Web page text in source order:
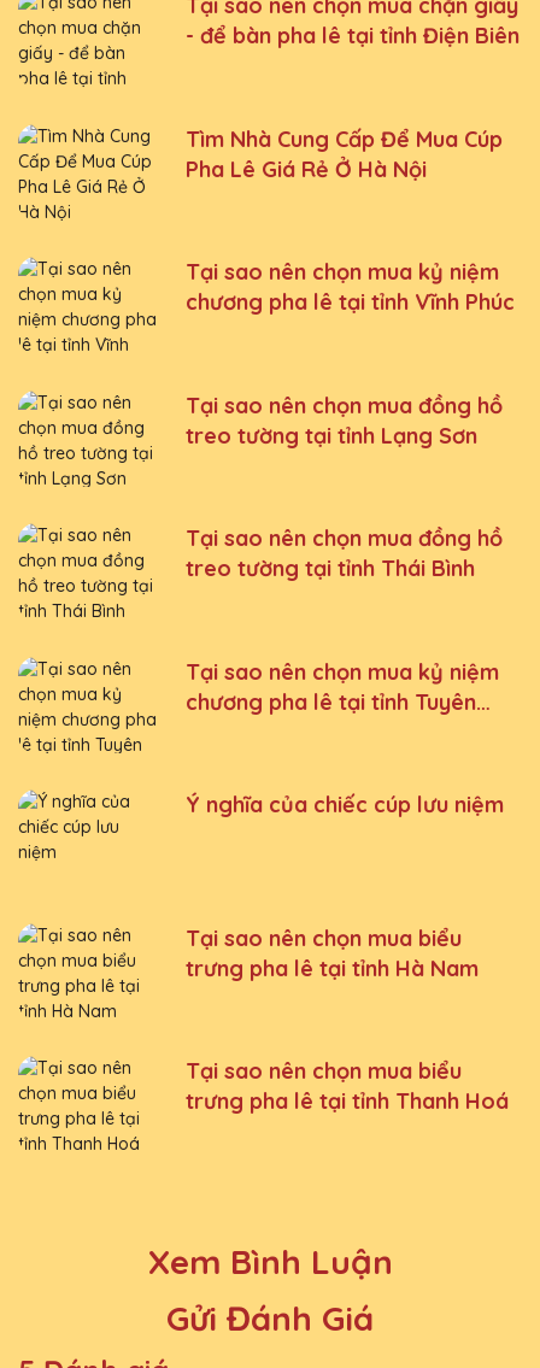
Tại sao nên chọn mua chặn giấy
- để bàn pha lê tại tỉnh Điện Biên
Tìm Nhà Cung Cấp Để Mua Cúp
Pha Lê Giá Rẻ Ở Hà Nội
Tại sao nên chọn mua kỷ niệm
chương pha lê tại tỉnh Vĩnh Phúc
Tại sao nên chọn mua đồng hồ
treo tường tại tỉnh Lạng Sơn
Tại sao nên chọn mua đồng hồ
treo tường tại tỉnh Thái Bình
Tại sao nên chọn mua kỷ niệm
chương pha lê tại tỉnh Tuyên
Ý nghĩa của chiếc cúp lưu niệm
Tại sao nên chọn mua biểu
trưng pha lê tại tỉnh Hà Nam
Tại sao nên chọn mua biểu
trưng pha lê tại tỉnh Thanh Hoá
Xem Bình Luận
Gửi Đánh Giá